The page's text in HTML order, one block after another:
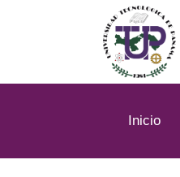
Inicio